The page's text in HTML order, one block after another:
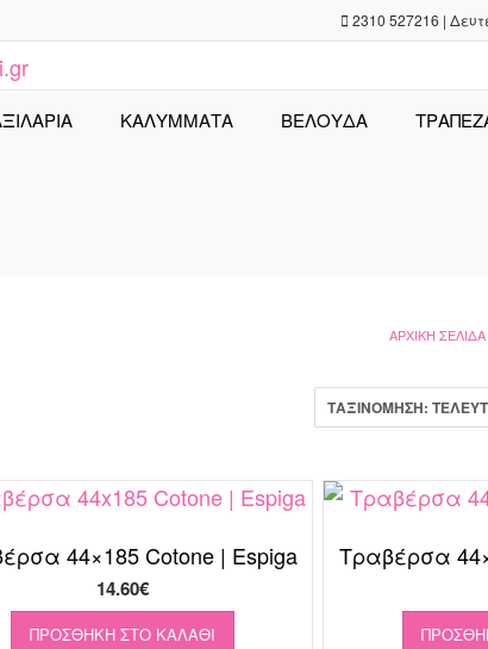
2310 527216 |
ΚΑΛΎΜΜΑΤΑ ΒΕΛΟΥΔΑ
ΑΡΧΙΚΉ ΣΕΛΊΔΑ
44×185 Cotone | Espiga
14.60€
ΠΡΟΣΘΉΚΗ ΣΤΟ ΚΑΛΆΘΙ
Τραβέρσα